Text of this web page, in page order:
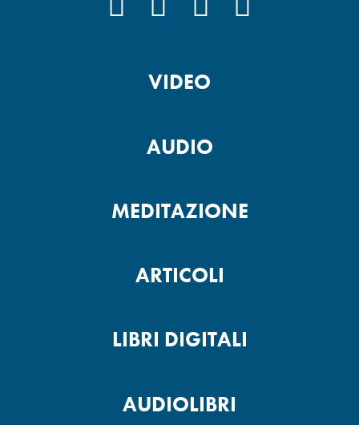
VIDEO
AUDIO
MEDITAZIONE
ARTICOLI
LIBRI DIGITALI
AUDIOLIBRI